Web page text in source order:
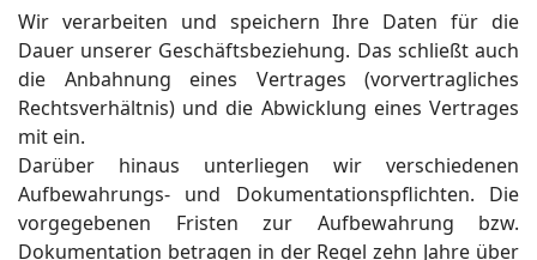
Wir verarbeiten und speichern Ihre Daten für die
Dauer unserer Geschäftsbeziehung. Das schließt auch
die Anbahnung eines Vertrages (vorvertragliches
Rechtsverhältnis) und die Abwicklung eines Vertrages
mit ein.
Darüber hinaus unterliegen wir verschiedenen
Aufbewahrungs- und Dokumentationspflichten. Die
vorgegebenen Fristen zur Aufbewahrung bzw.
Dokumentation betragen in der Regel zehn Jahre über